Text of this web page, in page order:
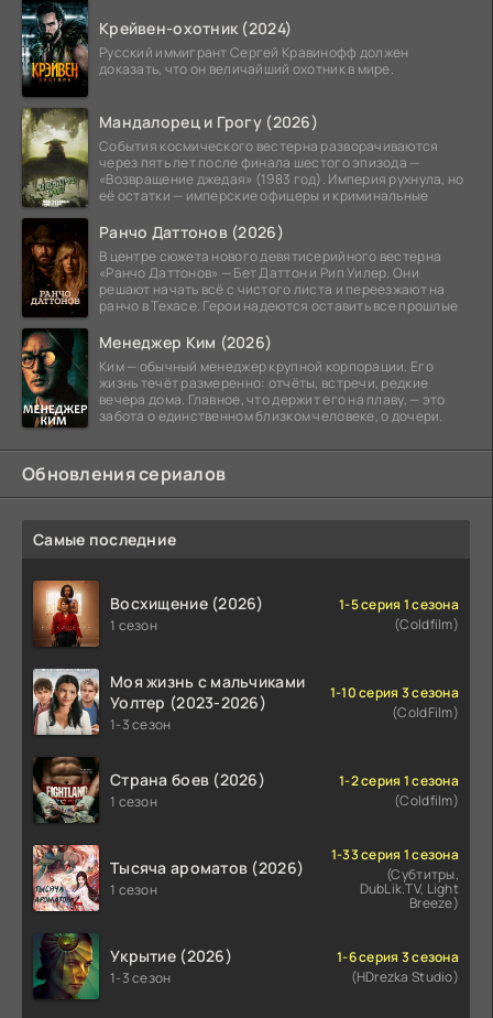
Крейвен-охотник (2024)
Русский иммигрант Сергей Кравинофф должен
доказать, что он величайший охотник в мире.
Мандалорец и Грогу (2026)
События космического вестерна разворачиваются
через пять лет после финала шестого эпизода —
«Возвращение джедая» (1983 год). Империя рухнула, но
её остатки — имперские офицеры и криминальные
Ранчо Даттонов (2026)
В центре сюжета нового девятисерийного вестерна
«Ранчо Даттонов» — Бет Даттон и Рип Уилер. Они
решают начать всё с чистого листа и переезжают на
ранчо в Техасе. Герои надеются оставить все прошлые
Менеджер Ким (2026)
Ким — обычный менеджер крупной корпорации. Его
жизнь течёт размеренно: отчёты, встречи, редкие
вечера дома. Главное, что держит его на плаву, — это
забота о единственном близком человеке, о дочери.
Обновления сериалов
Самые последние
Восхищение (2026)
1 сезон
1-5 серия 1 сезона
(Coldfilm)
Моя жизнь с мальчиками
Уолтер (2023-2026)
1-3 сезон
1-10 серия 3 сезона
(ColdFilm)
Страна боев (2026)
1 сезон
1-2 серия 1 сезона
(Coldfilm)
Тысяча ароматов (2026)
1 сезон
1-33 серия 1 сезона
(Субтитры,
DubLik.TV, Light
Breeze)
Укрытие (2026)
1-3 сезон
1-6 серия 3 сезона
(HDrezka Studio)